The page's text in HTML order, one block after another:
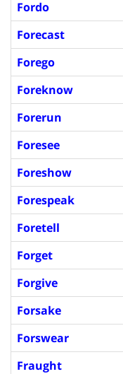
Fordo
Forecast
Forego
Foreknow
Forerun
Foresee
Foreshow
Forespeak
Foretell
Forget
Forgive
Forsake
Forswear
Fraught